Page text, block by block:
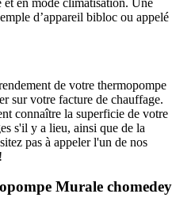
d’appareil bibloc ou appelé
de votre thermopompe
sur votre facture de chauffage.
connaître la superficie de votre
s'il y a lieu, ainsi que de la
pas à appeler l'un de nos
Murale chomedey